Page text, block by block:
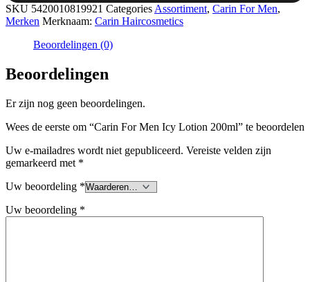
SKU 5420010819921 Categories Assortiment, Carin For Men,
Merken Merknaam: Carin Haircosmetics
Beoordelingen (0)
Beoordelingen
Er zijn nog geen beoordelingen.
Wees de eerste om “Carin For Men Icy Lotion 200ml” te beoordelen
Uw e-mailadres wordt niet gepubliceerd. Vereiste velden zijn
gemarkeerd met *
Uw beoordeling *
Uw beoordeling *